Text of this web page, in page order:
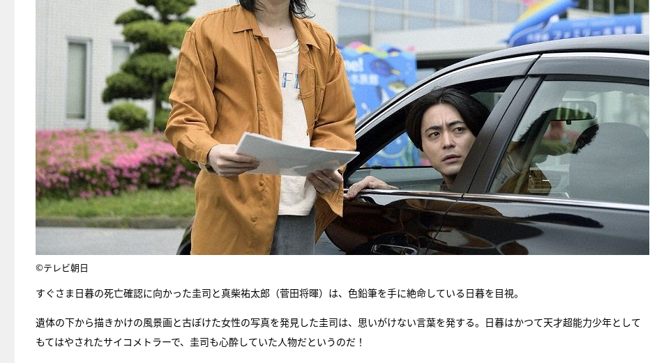
©テレビ朝日
すぐさま日暮の死亡確認に向かった圭司と真柴祐太郎（菅田将暉）は、色鉛筆を手に絶命している日暮を目視。
遺体の下から描きかけの風景画と古ぼけた女性の写真を発見した圭司は、思いがけない言葉を発する。日暮はかつて天才超能力少年として
もてはやされたサイコメトラーで、圭司も心酔していた人物だというのだ！